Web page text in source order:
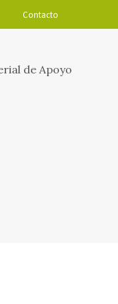
Contacto
de Apoyo